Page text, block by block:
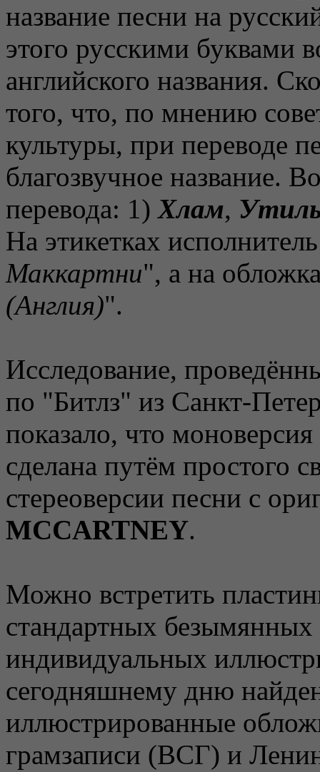
название песни на
этого русскими буквами
английского названия.
того, что, по мнению
культуры, при переводе
благозвучное название.
перевода: 1)Хлам,
На этикетках
Маккартни", а на
(Англия)".
Исследование,
по "Битлз" из Санкт-
показало, что моноверсия
сделана путём простого
стереоверсии песни с
MCCARTNEY.
Можно встретить
стандартных
индивидуальных
сегодняшнему дню
иллюстрированные
грамзаписи (ВСГ) и